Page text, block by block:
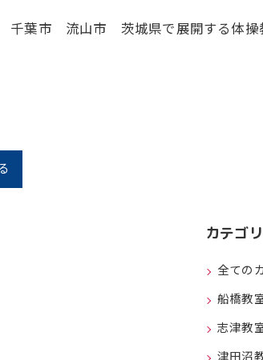
市 流山市 茨城県で展開する体操
カテゴ
全ての
船橋教
志津教